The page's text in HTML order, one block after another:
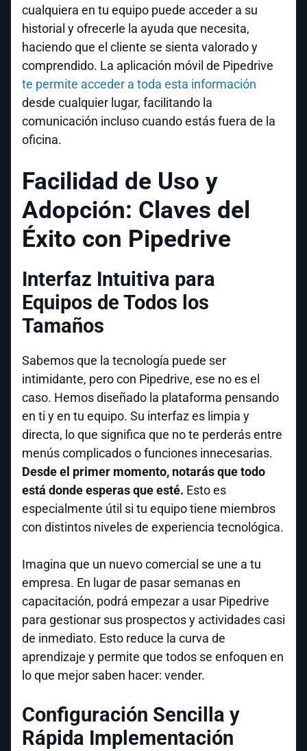
cualquiera en tu equipo puede acceder a su
historial y ofrecerle la ayuda que necesita,
haciendo que el cliente se sienta valorado y
comprendido. La aplicación móvil de Pipedrive
te permite acceder a toda esta información
desde cualquier lugar, facilitando la
comunicación incluso cuando estás fuera de la
oficina.
Facilidad de Uso y
Adopción: Claves del
Éxito con Pipedrive
Interfaz Intuitiva para
Equipos de Todos los
Tamaños
Sabemos que la tecnología puede ser
intimidante, pero con Pipedrive, ese no es el
caso. Hemos diseñado la plataforma pensando
en ti y en tu equipo. Su interfaz es limpia y
directa, lo que significa que no te perderás entre
menús complicados o funciones innecesarias.
Desde el primer momento, notarás que todo
está donde esperas que esté. Esto es
especialmente útil si tu equipo tiene miembros
con distintos niveles de experiencia tecnológica.
Imagina que un nuevo comercial se une a tu
empresa. En lugar de pasar semanas en
capacitación, podrá empezar a usar Pipedrive
para gestionar sus prospectos y actividades casi
de inmediato. Esto reduce la curva de
aprendizaje y permite que todos se enfoquen en
lo que mejor saben hacer: vender.
Configuración Sencilla y
Rápida Implementación